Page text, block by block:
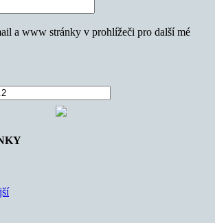
a www stránky v prohlížeči pro další mé